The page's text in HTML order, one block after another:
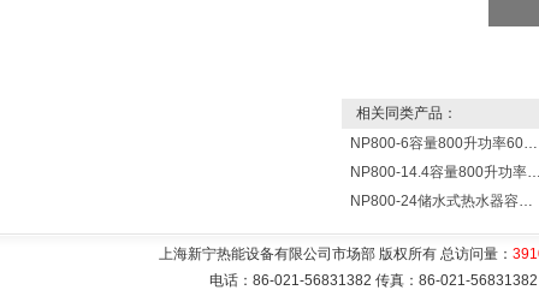
相关同类产品：
NP800-6容量800升功率6000瓦贮水式电热水器 热水锅炉
NP800-14.4容量800升功率14400瓦蓄
NP800-24储水式热水器容量800L功率24000w热水炉 热水锅炉
上海新宁热能设备有限公司市场部 版权所有 总访问量：
电话：86-021-56831382 传真：86-021-